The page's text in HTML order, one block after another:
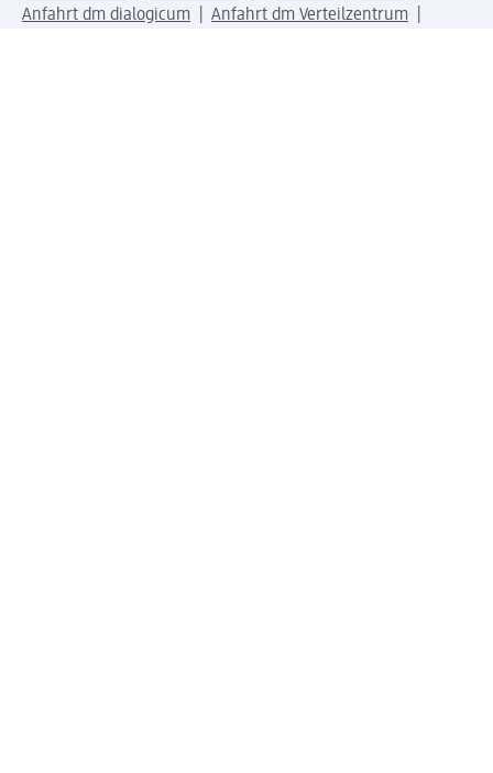
Anfahrt dm dialogicum
Anfahrt dm Verteilzentrum